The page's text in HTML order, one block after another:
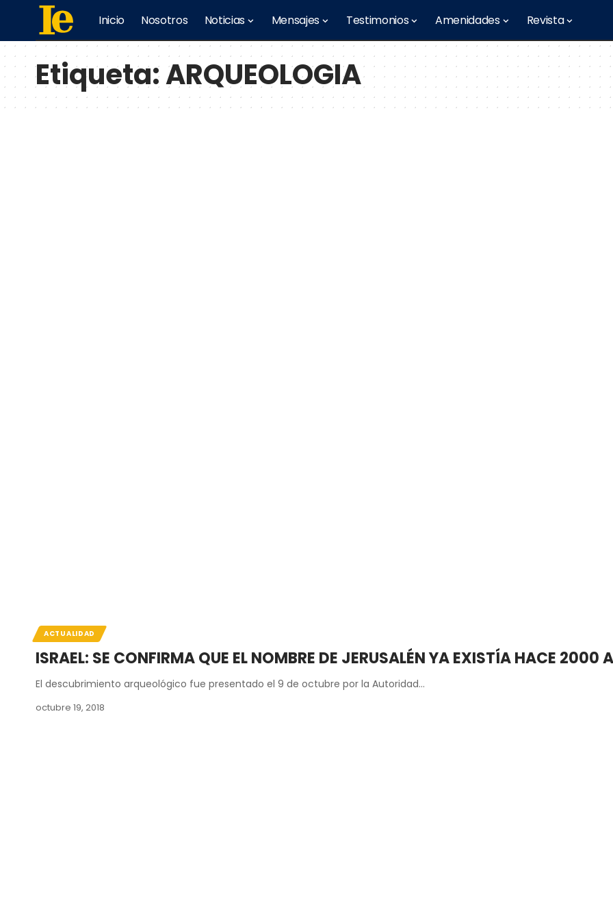
Inicio Nosotros Noticias Mensajes Testimonios Amenidades Revista
Etiqueta:ARQUEOLOGIA
ACTUALIDAD
ISRAEL: SE CONFIRMA QUE EL NOMBRE DE JERUSALÉN YA EXISTÍA HACE 2000
El descubrimiento arqueológico fue presentado el 9 de octubre por la Autoridad…
octubre 19, 2018